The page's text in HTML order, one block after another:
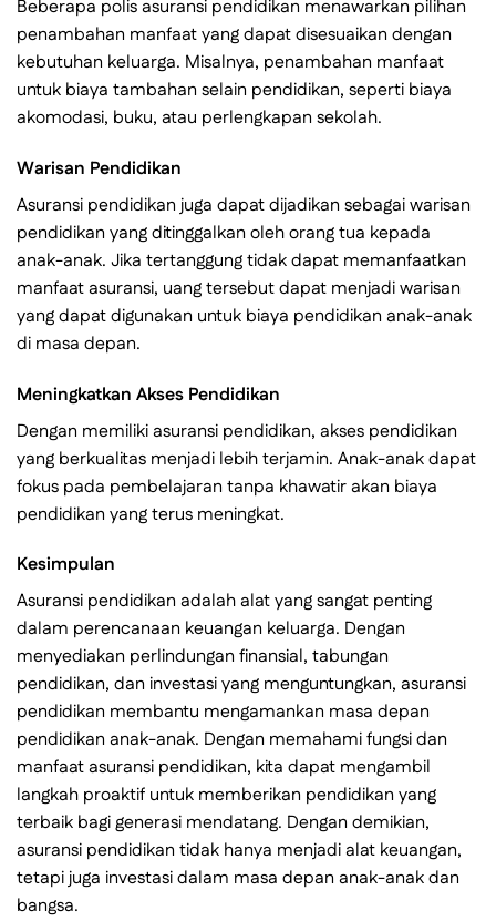
Beberapa polis asuransi pendidikan menawarkan pilihan
penambahan manfaat yang dapat disesuaikan dengan
kebutuhan keluarga. Misalnya, penambahan manfaat
untuk biaya tambahan selain pendidikan, seperti biaya
akomodasi, buku, atau perlengkapan sekolah.
Warisan Pendidikan
Asuransi pendidikan juga dapat dijadikan sebagai warisan
pendidikan yang ditinggalkan oleh orang tua kepada
anak-anak. Jika tertanggung tidak dapat memanfaatkan
manfaat asuransi, uang tersebut dapat menjadi warisan
yang dapat digunakan untuk biaya pendidikan anak-anak
di masa depan.
Meningkatkan Akses Pendidikan
Dengan memiliki asuransi pendidikan, akses pendidikan
yang berkualitas menjadi lebih terjamin. Anak-anak dapat
fokus pada pembelajaran tanpa khawatir akan biaya
pendidikan yang terus meningkat.
Kesimpulan
Asuransi pendidikan adalah alat yang sangat penting
dalam perencanaan keuangan keluarga. Dengan
menyediakan perlindungan finansial, tabungan
pendidikan, dan investasi yang menguntungkan, asuransi
pendidikan membantu mengamankan masa depan
pendidikan anak-anak. Dengan memahami fungsi dan
manfaat asuransi pendidikan, kita dapat mengambil
langkah proaktif untuk memberikan pendidikan yang
terbaik bagi generasi mendatang. Dengan demikian,
asuransi pendidikan tidak hanya menjadi alat keuangan,
tetapi juga investasi dalam masa depan anak-anak dan
bangsa.